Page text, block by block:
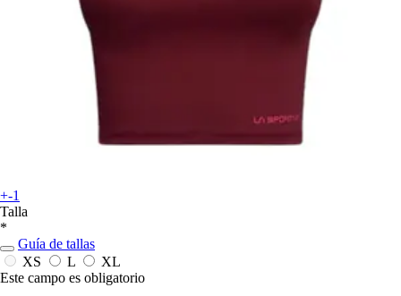
+-1
Talla
*
Guía de tallas
XS
L
XL
Este campo es obligatorio